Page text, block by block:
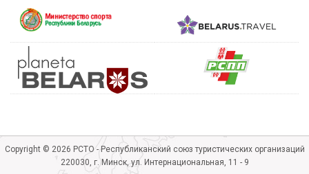
Copyright © 2026 РСТО - Республиканский союз туристических организаций
220030, г. Минск, ул. Интернациональная, 11 - 9